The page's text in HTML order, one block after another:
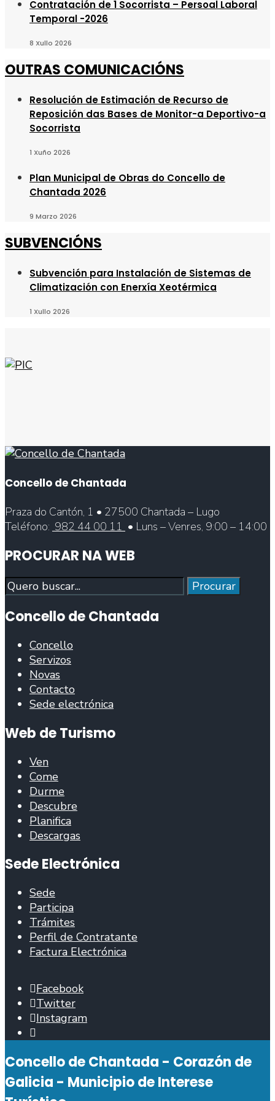
Contratación de 1 Socorrista – Persoal Laboral
Temporal -2026
8 Xullo 2026
OUTRAS COMUNICACIÓNS
Resolución de Estimación de Recurso de
Reposición das Bases de Monitor-a Deportivo-a
Socorrista
1 Xuño 2026
Plan Municipal de Obras do Concello de
Chantada 2026
9 Marzo 2026
SUBVENCIÓNS
Subvención para Instalación de Sistemas de
Climatización con Enerxía Xeotérmica
1 Xullo 2026
Concello de Chantada
Praza do Cantón, 1 • 27500 Chantada – Lugo
Teléfono: 982 44 00 11 • Luns – Venres, 9:00 – 14:00
PROCURAR NA WEB
Procurar Procurar
Concello de Chantada
Concello
Servizos
Novas
Contacto
Sede electrónica
Web de Turismo
Ven
Come
Durme
Descubre
Planifica
Descargas
Sede Electrónica
Sede
Participa
Trámites
Perfil de Contratante
Factura Electrónica
Facebook
Twitter
Instagram
de
busca
Concello de Chantada - Corazón de
Galicia - Municipio de Interese